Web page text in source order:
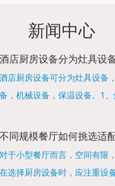
新闻中心
酒店厨房设备分为灶具设
酒店厨房设备可分为灶具设备
备，机械设备，保温设备。1
缺少的，经过相关检测证明的
不同规模餐厅如何挑选适
对于小型餐厅而言，空间有限
在选择厨房设备时，应注重设